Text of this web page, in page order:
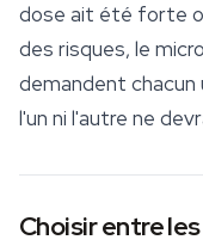
dose ait été forte
des risques, le
demandent
l'un ni l'autre ne
Choisir entre